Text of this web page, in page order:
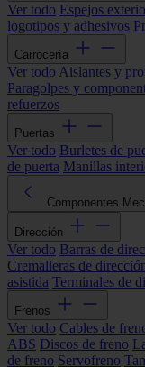
Ver todo Espejos
logotipos y adhesivos
Carrocería
Ver todo Aislantes y
Paragolpes y
refuerzos
Puertas
Ver todo Burletes de
de puerta Manillas
Componentes
Dirección
Ver todo Barras de
Cremalleras de
asistida Terminales de
Frenos
Ver todo Cables de
ABS Discos de freno
de freno Servofreno